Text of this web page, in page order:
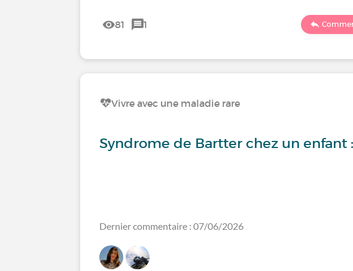
81 1
Vivre avec une maladie rare
Syndrome de Bartter chez un
Dernier commentaire : 07/06/2026